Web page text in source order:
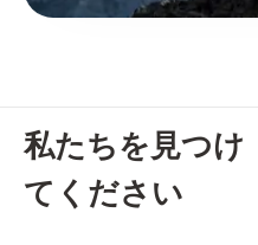
私たちを見つけ
てください